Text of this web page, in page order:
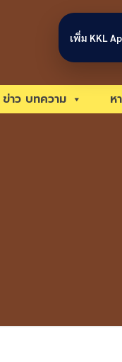
ข่าว บทความ ห
เพิ่ม KKL